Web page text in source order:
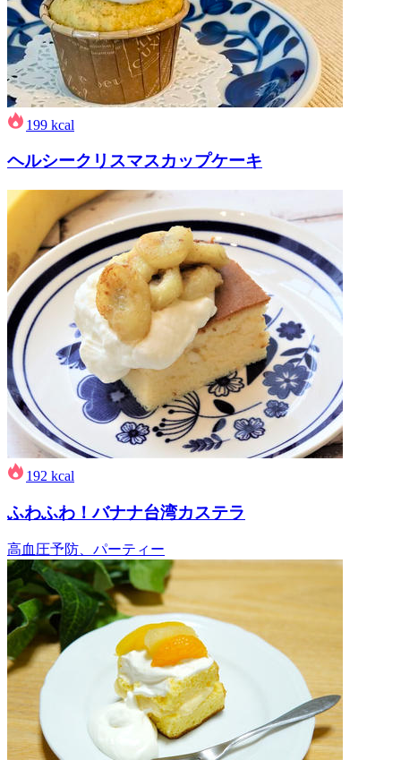
199 kcal
ヘルシークリスマスカップケーキ
192 kcal
ふわふわ！バナナ台湾カステラ
高血圧予防、パーティー